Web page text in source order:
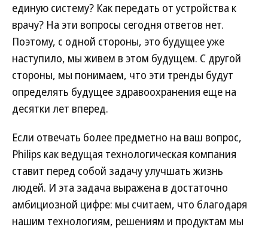
единую систему? Как передать от устройства к
врачу? На эти вопросы сегодня ответов нет.
Поэтому, с одной стороны, это будущее уже
наступило, мы живем в этом будущем. С другой
стороны, мы понимаем, что эти тренды будут
определять будущее здравоохранения еще на
десятки лет вперед.
Если отвечать более предметно на ваш вопрос,
Philips как ведущая технологическая компания
ставит перед собой задачу улучшать жизнь
людей. И эта задача выражена в достаточно
амбициозной цифре: мы считаем, что благодаря
нашим технологиям, решениям и продуктам мы